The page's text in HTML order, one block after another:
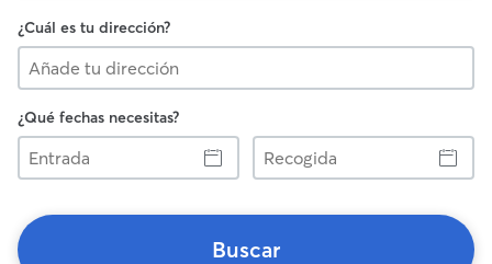
¿Cuál es tu dirección?
¿Qué fechas necesitas?
Entrada
Recogida
Buscar